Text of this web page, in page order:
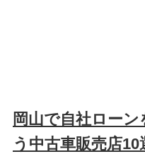
岡山で自社ローン
う中古車販売店10